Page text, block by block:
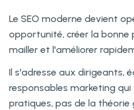
Le SEO moderne devient
opportunité, créer la bonne
mailler et l'améliorer
Il s'adresse aux dirigeants,
responsables marketing qui
pratiques, pas de la théorie